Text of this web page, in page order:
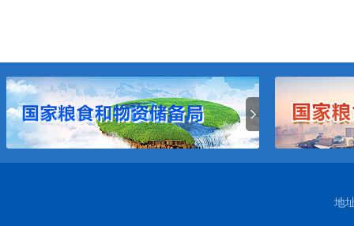
地